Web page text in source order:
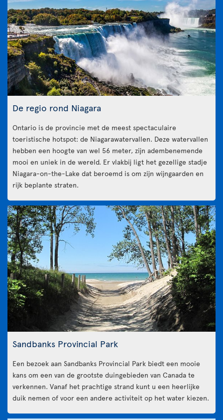
De regio rond Niagara
Ontario is de provincie met de meest spectaculaire
toeristische hotspot: de Niagarawatervallen. Deze watervallen
hebben een hoogte van wel 56 meter, zijn adembenemende
mooi en uniek in de wereld. Er vlakbij ligt het gezellige stadje
Niagara-on-the-Lake dat beroemd is om zijn wijngaarden en
rijk beplante straten.
Sandbanks Provincial Park
Een bezoek aan Sandbanks Provincial Park biedt een mooie
kans om een van de grootste duingebieden van Canada te
verkennen. Vanaf het prachtige strand kunt u een heerlijke
duik nemen of voor een andere activiteit op het water kiezen.